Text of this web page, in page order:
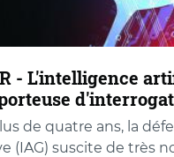
- L'intelligence
de quatre ans, la
(IAG) suscite de très